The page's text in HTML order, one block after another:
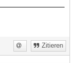
Zitieren